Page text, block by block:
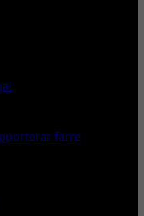
färre